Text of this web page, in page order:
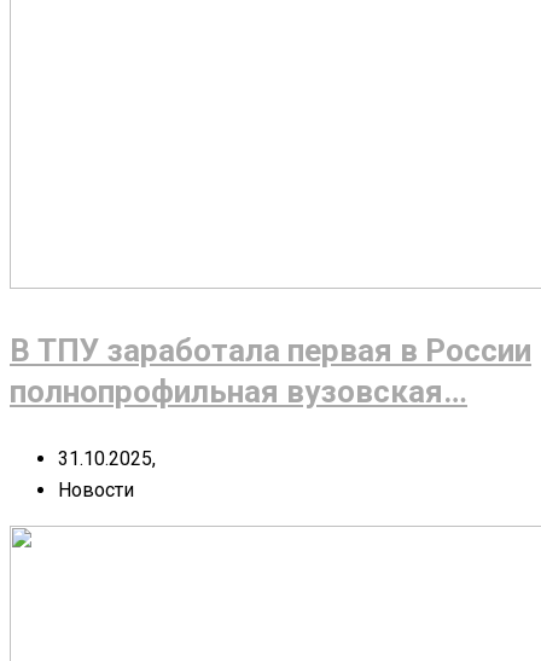
В ТПУ заработала первая в России
полнопрофильная вузовская…
31.10.2025,
Новости